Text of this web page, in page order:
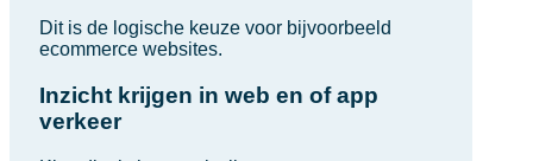
Dit is de logische keuze voor bijvoorbeeld
ecommerce websites.
Inzicht krijgen in web en of app
verkeer